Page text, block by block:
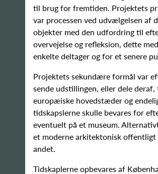
til brug for fremtiden. Projektets
var processen ved udvælgelsen af
objekter med den udfordring til
overvejelse og refleksion, dette
enkelte deltager og for et senere
Projektets sekundære formål var
sende udstillingen, eller dele deraf,
europæiske hovedstæder og
tidskapslerne skulle bevares for
eventuelt på et museum.
et moderne arkitektonisk offentligt
andet.
Tidskaplerne opbevares af